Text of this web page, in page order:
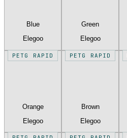
Blue
Elegoo
Green
Elegoo
PETG RAPID
Orange
Elegoo
PETG RAPID
Brown
Elegoo